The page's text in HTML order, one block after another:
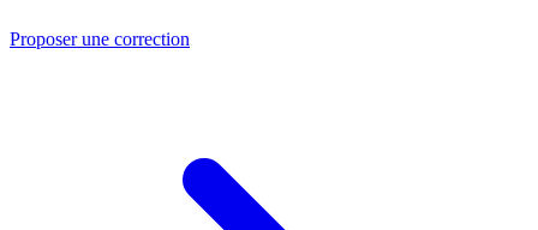
Proposer une correction